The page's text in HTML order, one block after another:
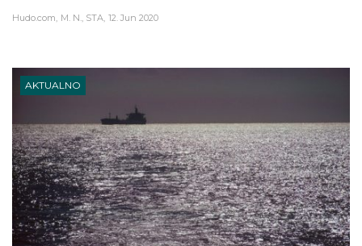
Hudo.com M. N., STA 12. Jun 2020
AKTUALNO